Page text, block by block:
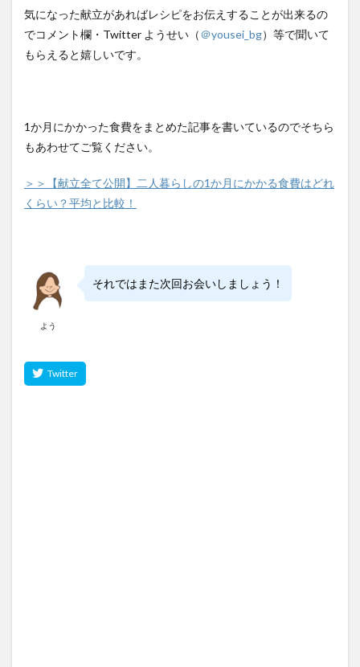
気になった献立があればレシピをお伝えすることが出来るの
でコメント欄・Twitter ようせい（ ＠yousei_bg）等で聞いて
もらえると嬉しいです。
1か月にかかった食費をまとめた記事を書いているのでそちら
もあわせてご覧ください。
＞＞【献立全て公開】二人暮らしの1か月にかかる食費はどれ
くらい？平均と比較！
よう
それではまた次回お会いしましょう！